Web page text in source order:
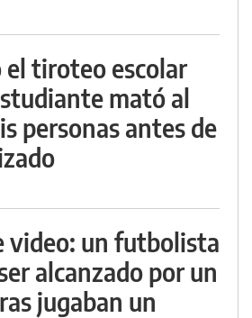
el tiroteo escolar
mató al
personas antes de
video: un futbolista
alcanzado por un
jugaban un